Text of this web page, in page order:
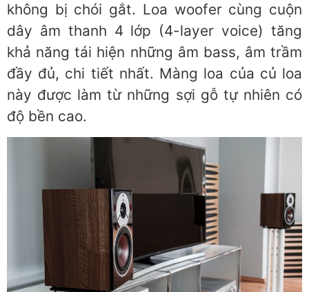
không bị chói gắt. Loa woofer cùng cuộn
dây âm thanh 4 lớp (4-layer voice) tăng
khả năng tái hiện những âm bass, âm trầm
đầy đủ, chi tiết nhất. Màng loa của củ loa
này được làm từ những sợi gỗ tự nhiên có
độ bền cao.